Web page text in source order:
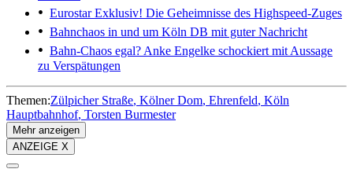
EurostarExklusiv! Die Geheimnisse des Highspeed-Zuges
Bahnchaos in und um Köln DB mit guter Nachricht
Bahn-Chaos egal? Anke Engelke schockiert mit Aussage
zu Verspätungen
Themen:Zülpicher Straße Kölner Dom Ehrenfeld Köln
Hauptbahnhof Torsten Burmester
Mehr anzeigen
ANZEIGE X